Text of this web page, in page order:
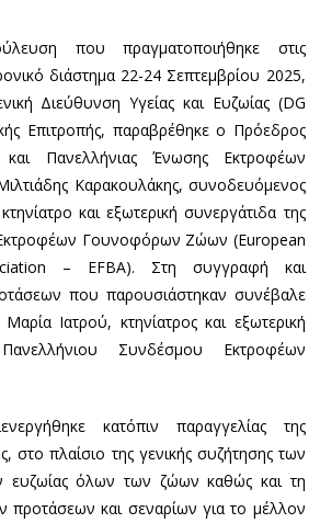
που πραγματοποιήθηκε στις
διάστημα 22-24 Σεπτεμβρίου 2025,
Διεύθυνση Υγείας και Ευζωίας (DG
Επιτροπής, παραβρέθηκε ο Πρόεδρος
και Πανελλήνιας Ένωσης Εκτροφέων
Καρακουλάκης, συνοδευόμενος
και εξωτερική συνεργάτιδα της
Γουνοφόρων Ζώων (European
– EFBA). Στη συγγραφή και
που παρουσιάστηκαν συνέβαλε
Ιατρού, κτηνίατρος και εξωτερική
Συνδέσμου Εκτροφέων
κατόπιν παραγγελίας της
στο πλαίσιο της γενικής συζήτησης των
ευζωίας όλων των ζώων καθώς και τη
προτάσεων και σεναρίων για το μέλλον